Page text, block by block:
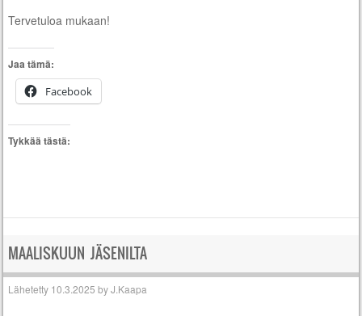
Tervetuloa mukaan!
Jaa tämä:
Facebook
Tykkää tästä:
MAALISKUUN JÄSENILTA
Lähetetty 10.3.2025 byJ.Kaapa